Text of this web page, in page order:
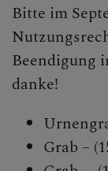
Bitte im
Beendigung
danke!
Grab –